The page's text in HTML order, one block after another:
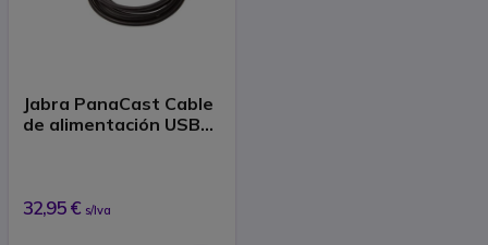
Jabra PanaCast Cable
de alimentación USB-C
32,95 € s/Iva